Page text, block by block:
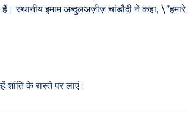
स्थानीय इमाम अब्दुलअज़ीज़ चांडौदी ने कहा, \”हमारे
शांति के रास्ते पर लाएं।